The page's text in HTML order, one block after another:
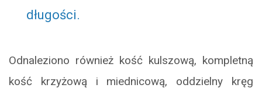
długości.
Odnaleziono również kość kulszową, kompletną
kość krzyżową i miednicową, oddzielny kręg